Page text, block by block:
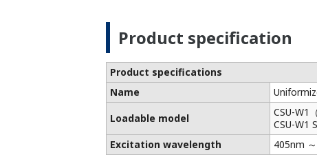
Product specification
Product specifications
Name
Loadable model
CSU-W1
CSU-W1
Excitation wavelength
405nm